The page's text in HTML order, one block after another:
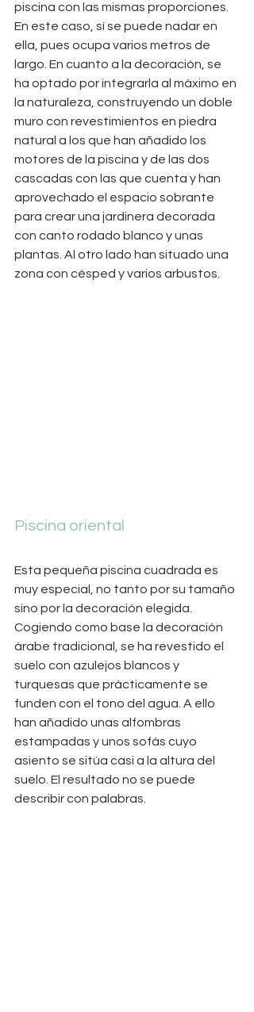
piscina con las mismas proporciones.
En este caso, sí se puede nadar en
ella, pues ocupa varios metros de
largo. En cuanto a la decoración, se
ha optado por integrarla al máximo en
la naturaleza, construyendo un doble
muro con revestimientos en piedra
natural a los que han añadido los
motores de la piscina y de las dos
cascadas con las que cuenta y han
aprovechado el espacio sobrante
para crear una jardinera decorada
con canto rodado blanco y unas
plantas. Al otro lado han situado una
zona con césped y varios arbustos.
Piscina oriental
Esta pequeña piscina cuadrada es
muy especial, no tanto por su tamaño
sino por la decoración elegida.
Cogiendo como base la decoración
árabe tradicional, se ha revestido el
suelo con azulejos blancos y
turquesas que prácticamente se
funden con el tono del agua. A ello
han añadido unas alfombras
estampadas y unos sofás cuyo
asiento se sitúa casi a la altura del
suelo. El resultado no se puede
describir con palabras.